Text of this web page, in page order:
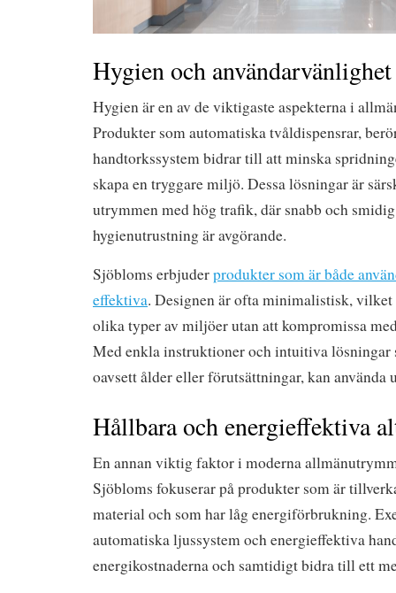
Hygien och
Hygien är en av de viktigaste aspekterna i
Produkter som automatiska tvåldispensrar,
handtorkssystem bidrar till att minska
skapa en tryggare miljö. Dessa lösningar är
utrymmen med hög trafik, där snabb och
hygienutrustning är avgörande.
Sjöbloms erbjuderprodukter som är både
effektiva. Designen är ofta minimalistisk,
olika typer av miljöer utan att kompromissa
Med enkla instruktioner och intuitiva lösningar
oavsett ålder eller förutsättningar, kan använda
Hållbara och energieffektiva
En annan viktig faktor i moderna
Sjöbloms fokuserar på produkter som är
material och som har låg energiförbrukning.
automatiska ljussystem och energieffektiva
energikostnaderna och samtidigt bidra till ett